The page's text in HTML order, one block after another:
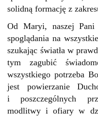
solidną formację z
Od Maryi, naszej
spoglądania na
szukając światła w
tym zagubić
wszystkiego potrzeba
jest powierzanie
i poszczególnych
modlitwy i ofiary w